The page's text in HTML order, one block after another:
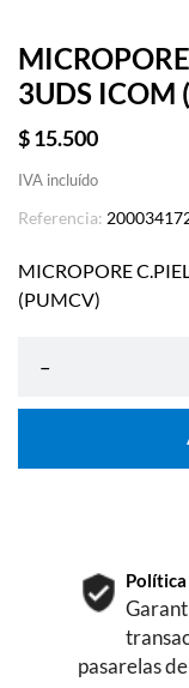
3UDS ICOM
$ 15.500
IVA incluído
Referencia:
MICROPORE
(PUMCV)
–
pasarelas